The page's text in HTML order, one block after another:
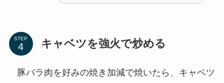
STEP キャベツを強火で炒める
豚バラ肉を好みの焼き加減で焼いたら、キャベツ